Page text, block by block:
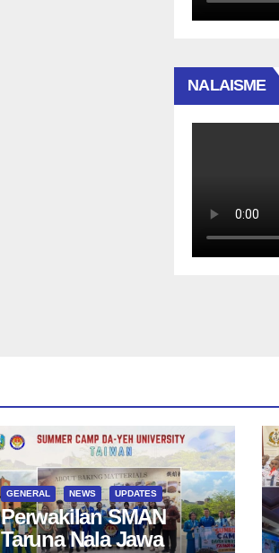
NALAISME
GENERAL NEWS UPDATES
Perwakilan SMAN
Taruna Nala Jawa